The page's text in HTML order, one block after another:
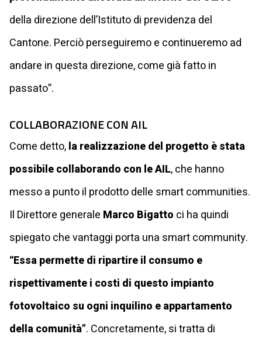
della direzione dell’Istituto di previdenza del
Cantone. Perciò perseguiremo e continueremo ad
andare in questa direzione, come già fatto in
passato”.
COLLABORAZIONE CON AIL
Come detto,la realizzazione del progetto è stata
possibile collaborando con le AIL, che hanno
messo a punto il prodotto delle smart communities.
Il Direttore generale Marco Bigatto ci ha quindi
spiegato che vantaggi porta una smart community.
“Essa permette di ripartire il consumo e
rispettivamente i costi di questo impianto
fotovoltaico su ogni inquilino e appartamento
della comunità”. Concretamente, si tratta di